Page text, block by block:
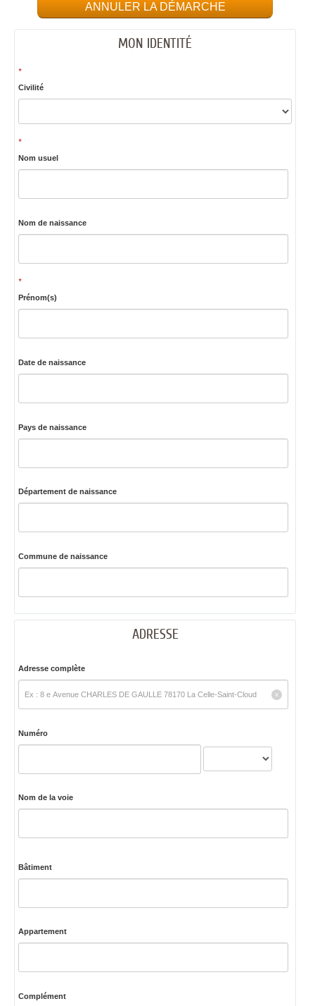
ANNULER LA DÉMARCHE
MON IDENTITÉ
*
Civilité
*
Nom usuel
Nom de naissance
*
Prénom(s)
Date de naissance
Pays de naissance
Département de naissance
Commune de naissance
ADRESSE
Adresse complète
Numéro
Nom de la voie
Bâtiment
Appartement
Complément